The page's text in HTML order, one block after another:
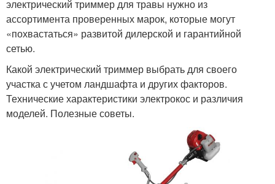
электрический триммер для травы нужно из
ассортимента проверенных марок, которые могут
«похвастаться» развитой дилерской и гарантийной
сетью.
Какой электрический триммер выбрать для своего
участка с учетом ландшафта и других факторов.
Технические характеристики электрокос и различия
моделей. Полезные советы.